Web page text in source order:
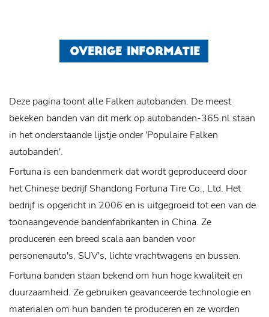
OVERIGE INFORMATIE
Deze pagina toont alle Falken autobanden. De meest
bekeken banden van dit merk op autobanden-365.nl staan
in het onderstaande lijstje onder 'Populaire Falken
autobanden'.
Fortuna is een bandenmerk dat wordt geproduceerd door
het Chinese bedrijf Shandong Fortuna Tire Co., Ltd. Het
bedrijf is opgericht in 2006 en is uitgegroeid tot een van de
toonaangevende bandenfabrikanten in China. Ze
produceren een breed scala aan banden voor
personenauto's, SUV's, lichte vrachtwagens en bussen.
Fortuna banden staan ​​bekend om hun hoge kwaliteit en
duurzaamheid. Ze gebruiken geavanceerde technologie en
materialen om hun banden te produceren en ze worden